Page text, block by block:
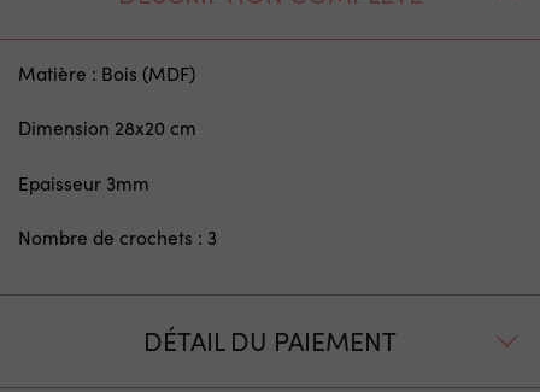
Matière : Bois (MDF)
Dimension 28x20 cm
Epaisseur 3mm
Nombre de crochets : 3
DÉTAIL DU PAIEMENT